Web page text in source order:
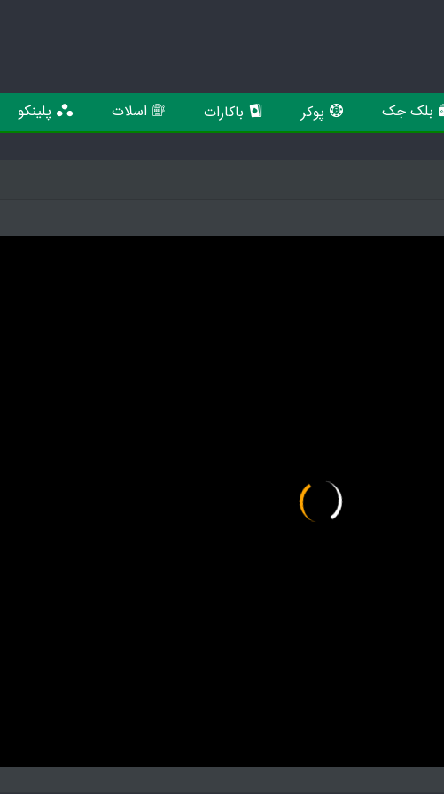
بلک جک پوکر باکارات اسلات پلینکو